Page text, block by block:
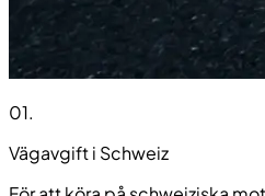
01.
Vägavgift i Schweiz